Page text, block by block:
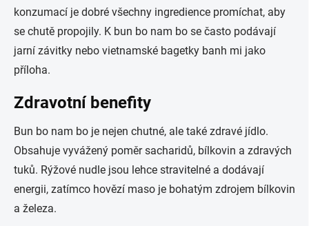
konzumací je dobré všechny ingredience promíchat, aby
se chutě propojily. K bun bo nam bo se často podávají
jarní závitky nebo vietnamské bagetky banh mi jako
příloha.
Zdravotní benefity
Bun bo nam bo je nejen chutné, ale také zdravé jídlo.
Obsahuje vyvážený poměr sacharidů, bílkovin a zdravých
tuků. Rýžové nudle jsou lehce stravitelné a dodávají
energii, zatímco hovězí maso je bohatým zdrojem bílkovin
a železa.